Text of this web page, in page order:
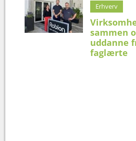
Erhverv
sammen
uddanne
faglærte